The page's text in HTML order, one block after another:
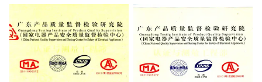
Testing Certificate Testing Certificate